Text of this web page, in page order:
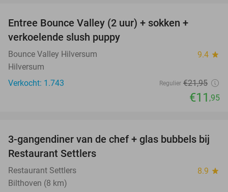
Entree Bounce Valley (2 uur) + sokken +
verkoelende slush puppy
Bounce Valley Hilversum 9.4 star
Hilversum
Verkocht: 1.743
Regulier €21,95
€11 ,95
40%
3-gangendiner van de chef + glas bubbels bij
Restaurant Settlers
Restaurant Settlers 8.9 star
Bilthoven (8 km)